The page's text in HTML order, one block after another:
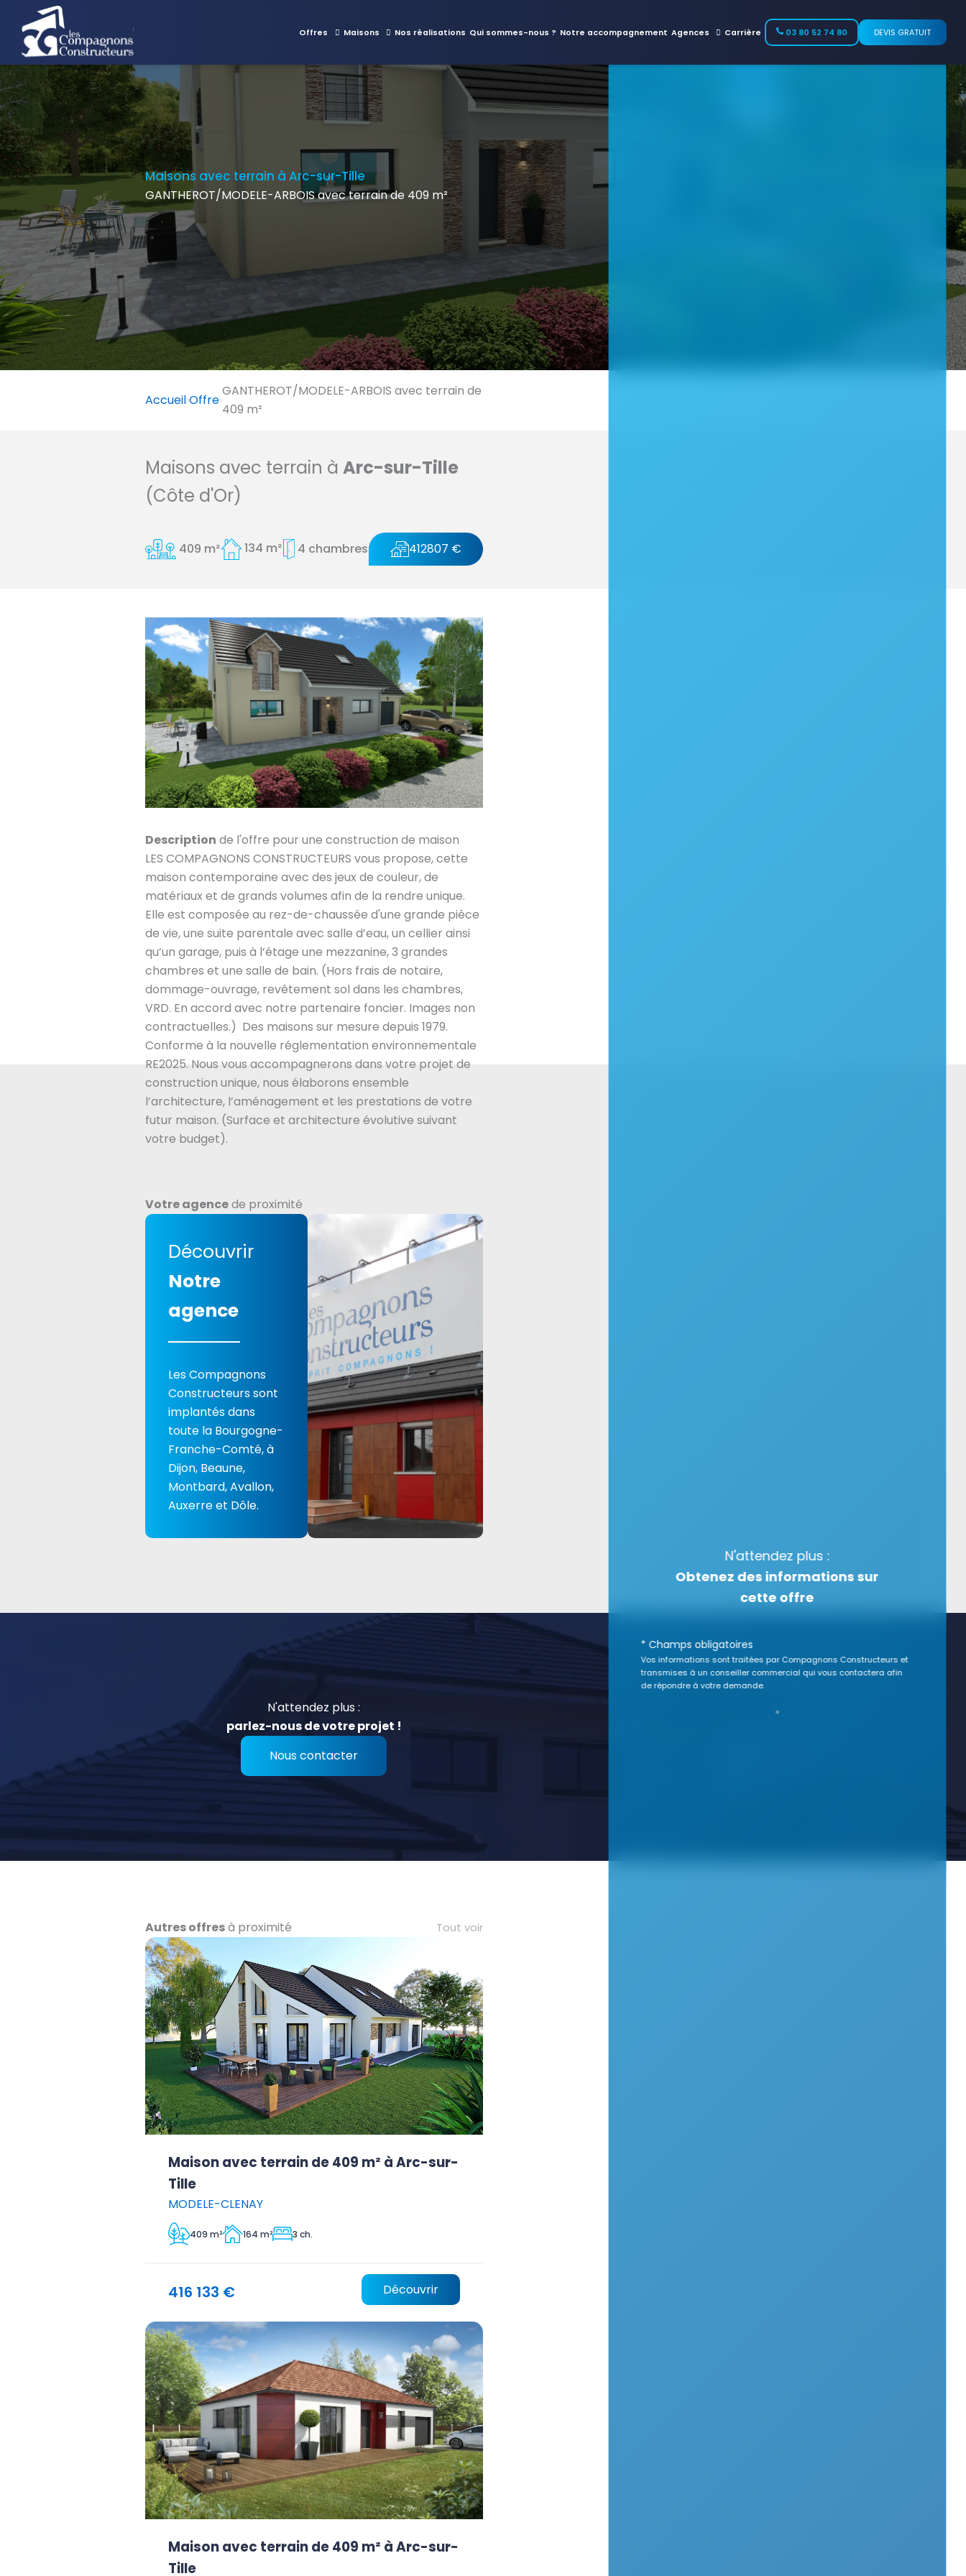
Offres Maisons Nos réalisations Qui sommes-nous ? Notre accompagnement Agences Carrière 03 80 52 74 80 DEVIS GRATUIT
Maisons avec terrain à Arc-sur-Tille
GANTHEROT/MODELE-ARBOIS avec terrain de 409 m²
AccueilOffre
GANTHEROT/MODELE-ARBOIS avec terrain de
409 m²
Maisons avec terrain à Arc-sur-Tille
(Côte d'Or)
409 m² 134 m² 4 chambres 412807 €
Description de l'offre pour une construction de maison
LES COMPAGNONS CONSTRUCTEURS vous propose, cette
maison contemporaine avec des jeux de couleur, de
matériaux et de grands volumes afin de la rendre unique.
Elle est composée au rez-de-chaussée d'une grande pièce
de vie, une suite parentale avec salle d’eau, un cellier ainsi
qu’un garage, puis à l’étage une mezzanine, 3 grandes
chambres et une salle de bain. (Hors frais de notaire,
dommage-ouvrage, revêtement sol dans les chambres,
VRD. En accord avec notre partenaire foncier. Images non
contractuelles.) Des maisons sur mesure depuis 1979.
Conforme à la nouvelle réglementation environnementale
RE2025. Nous vous accompagnerons dans votre projet de
construction unique, nous élaborons ensemble
l’architecture, l’aménagement et les prestations de votre
futur maison. (Surface et architecture évolutive suivant
votre budget).
Votre agencede proximité
Découvrir
Notre
agence
Les Compagnons
Constructeurs sont
implantés dans
toute la Bourgogne-
Franche-Comté, à
Dijon, Beaune,
Montbard, Avallon,
Auxerre et Dôle.
N'attendez plus :
parlez-nous de votre projet !
Nous contacter
Autres offresà proximité Tout voir
Maison avec terrain de 409 m² à Arc-sur-
Tille
MODELE-CLENAY
409 m² 164 m² 3 ch.
416 133 € Découvrir
Maison avec terrain de 409 m² à Arc-sur-
Tille
N'attendez plus :
Obtenez des informations sur
cette offre
* Champs obligatoires
Vos informations sont traitées par Compagnons Constructeurs et
transmises à un conseiller commercial qui vous contactera afin
de répondre à votre demande.